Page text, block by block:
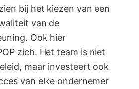
bij het kiezen van een
van de
Ook hier
zich. Het team is niet
maar investeert ook
van elke ondernemer